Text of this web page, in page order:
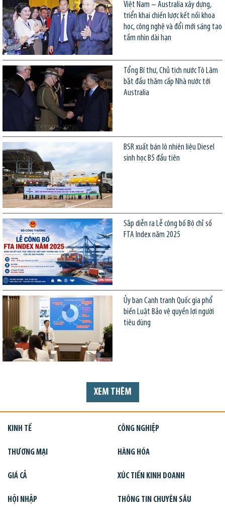
Việt Nam – Australia xây dựng,
triển khai chiến lược kết nối khoa
học, công nghệ và đổi mới sáng tạo
tầm nhìn dài hạn
Tổng Bí thư, Chủ tịch nước Tô Lâm
bắt đầu thăm cấp Nhà nước tới
Australia
BSR xuất bán lô nhiên liệu Diesel
sinh học B5 đầu tiên
Sắp diễn ra Lễ công bố Bộ chỉ số
FTA Index năm 2025
Ủy ban Cạnh tranh Quốc gia phổ
biến Luật Bảo vệ quyền lợi người
tiêu dùng
XEM THÊM
KINH TẾ CÔNG NGHIỆP
THƯƠNG MẠI HÀNG HÓA
GIÁ CẢ XÚC TIẾN KINH DOANH
HỘI NHẬP THÔNG TIN CHUYÊN SÂU